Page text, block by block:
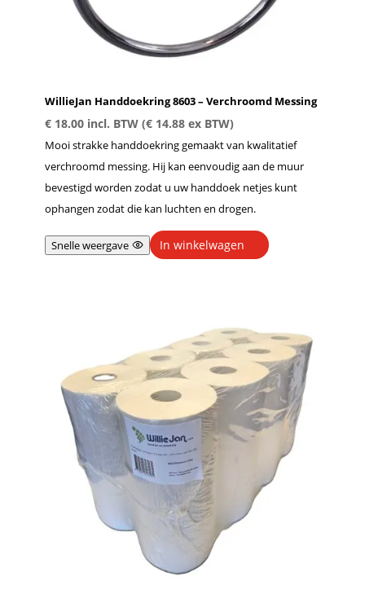
WillieJan Handdoekring 8603 – Verchroomd Messing
€18.00 incl. BTW (€14.88ex BTW)
Mooi strakke handdoekring gemaakt van kwalitatief
verchroomd messing. Hij kan eenvoudig aan de muur
bevestigd worden zodat u uw handdoek netjes kunt
ophangen zodat die kan luchten en drogen.
Snelle weergave In winkelwagen